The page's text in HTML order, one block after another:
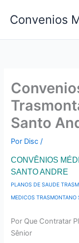
para
conteúdo
Convenios
Santo
Por Disc/
CONVÊNIOS
SANTO ANDRE
PLANOS DE SAUDE
MEDICOS TRASMONTANO
Por Que Contratar
Sênior